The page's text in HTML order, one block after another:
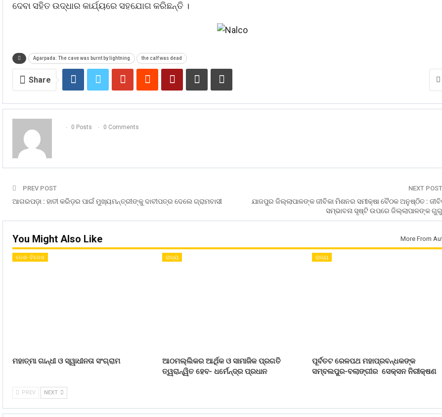
ଦେବା ସହିତ ଉଦ୍ଧାର କାର୍ଯ୍ୟରେ ସହଯୋଗ କରିଛନ୍ତି ।
Agarpada: The cave was burnt by lightning the calf was dead
Share
0 Posts 0 Comments
PREV POST
ଆଗରପଡ଼ା : ହାତୀ କରିଡ଼ର ପାଇଁ ମୁଖ୍ୟମନ୍ତ୍ରୀଙ୍କୁ ଦାବୀପତ୍ର ଦେଲେ ଗ୍ରାମବାସୀ
NEXT POST
ଯାଜପୁର ଜିଲ୍ଲାପାଳଙ୍କ ଜୀବିକା ମିଶନର ସମୀକ୍ଷା ବୈଠକ ଅନୁଷ୍ଠିତ :
ସମ୍ଭାବନା ସୃଷ୍ଟି ଉପରେ ଜିଲ୍ଲାପାଳଙ୍କ
You Might Also Like More From
ଦେଶ- ବିଦେଶ
ମହାତ୍ମା ଗାନ୍ଧୀ ଓ ସ୍ୱାଧୀନତା ସଂଗ୍ରାମ
ରାଜ୍ୟ
ଆଠମଲ୍ଲିକର ଆର୍ଥିକ ଓ ସାମାଜିକ ପ୍ରଗତି
ତ୍ୱରାନ୍ୱିତ ହେବ- ଧର୍ମେନ୍ଦ୍ର ପ୍ରଧାନ
ରାଜ୍ୟ
ପୂର୍ବତଟ ରେଳପଥ ମହାପ୍ରବନ୍ଧକଙ୍କ
ସମ୍ବଲପୁର-ବଲାଙ୍ଗୀର ସେକ୍ସନ ନିରୀକ୍ଷଣ
PREV NEXT